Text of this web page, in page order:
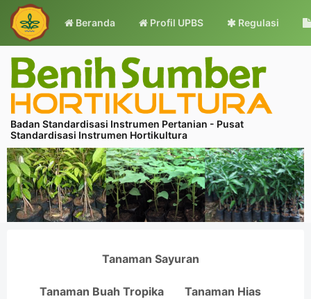
Beranda Profil UPBS Regulasi
Badan Standardisasi Instrumen Pertanian - Pusat
Standardisasi Instrumen Hortikultura
Tanaman Sayuran
Tanaman Buah Tropika Tanaman Hias